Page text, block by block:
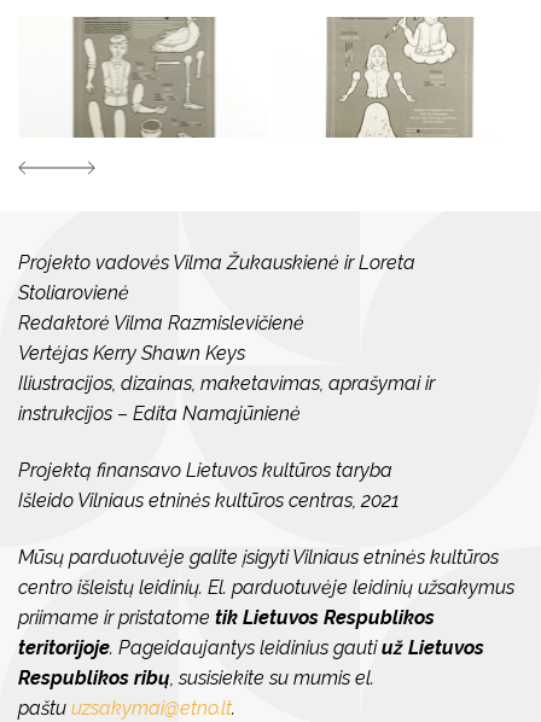
Projekto vadovės Vilma Žukauskienė ir Loreta
Stoliarovienė
Redaktorė Vilma Razmislevičienė
Vertėjas Kerry Shawn Keys
Iliustracijos, dizainas, maketavimas, aprašymai ir
instrukcijos – Edita Namajūnienė
Projektą finansavo Lietuvos kultūros taryba
Išleido Vilniaus etninės kultūros centras, 2021
Mūsų parduotuvėje galite įsigyti Vilniaus etninės kultūros
centro išleistų leidinių. El. parduotuvėje leidinių užsakymus
priimame ir pristatome tik Lietuvos Respublikos
teritorijoje. Pageidaujantys leidinius gautiuž Lietuvos
Respublikos ribų, susisiekite su mumis el.
paštu uzsakymai@etno.lt.